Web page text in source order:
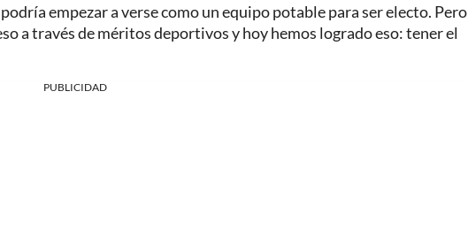
empezar a verse como un equipo potable para ser electo. Pero
a través de méritos deportivos y hoy hemos logrado eso: tener el
PUBLICIDAD